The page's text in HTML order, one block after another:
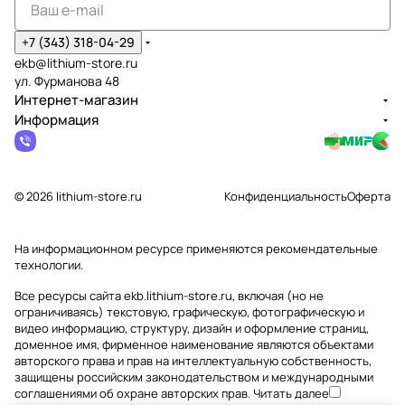
+7 (343) 318-04-29
ekb@lithium-store.ru
ул. Фурманова 48
Интернет-магазин
Информация
© 2026 lithium-store.ru КонфиденциальностьОферта
На информационном ресурсе применяютсярекомендательные
технологии.
Все ресурсы сайта ekb.lithium-store.ru, включая (но не
ограничиваясь) текстовую, графическую, фотографическую и
видео информацию, структуру, дизайн и оформление страниц,
доменное имя, фирменное наименование являются объектами
авторского права и прав на интеллектуальную собственность,
защищены российским законодательством и международными
соглашениями об охране авторских прав.Читать далее